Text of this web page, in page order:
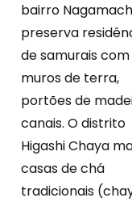
bairro
preserva
de samurais com
muros de terra,
portões de
canais. O distrito
Higashi Chaya
casas de chá
tradicionais